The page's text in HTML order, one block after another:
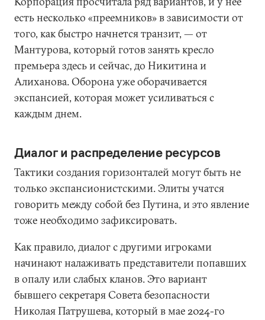
есть несколько «преемников» в зависимости от
того, как быстро начнется транзит, — от
Мантурова, который готов занять кресло
премьера здесь и сейчас, до Никитина и
Алиханова. Оборона уже оборачивается
экспансией, которая может усиливаться с
каждым днем.
Диалог и распределение ресурсов
Тактики создания горизонталей могут быть не
только экспансионистскими. Элиты учатся
говорить между собой без Путина, и это явление
тоже необходимо зафиксировать.
Как правило, диалог с другими игроками
начинают налаживать представители попавших
в опалу или слабых кланов. Это вариант
бывшего секретаря Совета безопасности
Николая Патрушева, который в мае 2024-го